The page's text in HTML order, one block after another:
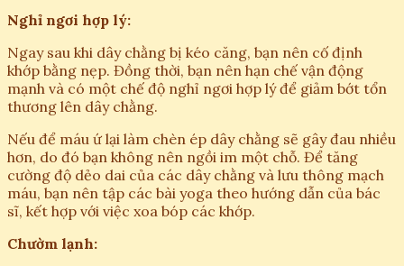
Nghỉ ngơi hợp lý:
Ngay sau khi dây chằng bị kéo căng, bạn nên cố định
khớp bằng nẹp. Đồng thời, bạn nên hạn chế vận động
mạnh và có một chế độ nghỉ ngơi hợp lý để giảm bớt tổn
thương lên dây chằng.
Nếu để máu ứ lại làm chèn ép dây chằng sẽ gây đau nhiều
hơn, do đó bạn không nên ngồi im một chỗ. Để tăng
cường độ dẻo dai của các dây chằng và lưu thông mạch
máu, bạn nên tập các bài yoga theo hướng dẫn của bác
sĩ, kết hợp với việc xoa bóp các khớp.
Chườm lạnh: